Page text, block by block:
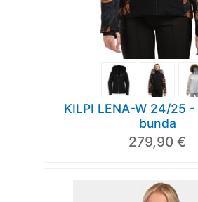
KILPI LENA-W 24/25
bunda
279,90 €